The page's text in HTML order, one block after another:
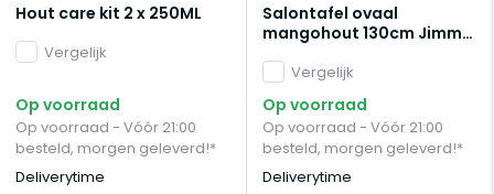
Hout care kit 2 x 250ML
Vergelijk
Op voorraad
Op voorraad - Vóór 21:00
besteld, morgen geleverd!*
Deliverytime
Salontafel ovaal
mangohout 130cm Jimmy
Vergelijk
Op voorraad
Op voorraad - Vóór 21:00
besteld, morgen geleverd!*
Deliverytime